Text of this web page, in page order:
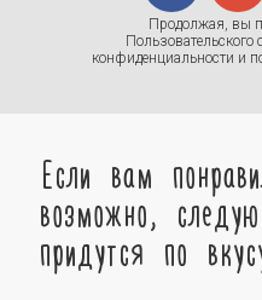
Продолжая, вы
Пользовательского
конфиденциальности и
Если вам
возможно,
придутся по